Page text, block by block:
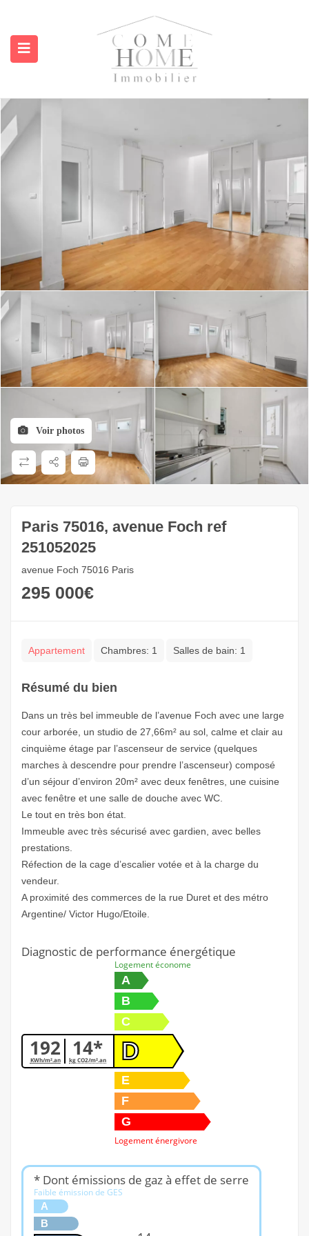
(A propos)
Voir photos
Paris 75016, avenue Foch ref
251052025
avenue Foch 75016 Paris
295 000€
Appartement Chambres: 1 Salles de bain: 1
Résumé du bien
Dans un très bel immeuble de l’avenue Foch avec une large
cour arborée, un studio de 27,66m² au sol, calme et clair au
cinquième étage par l’ascenseur de service (quelques
marches à descendre pour prendre l’ascenseur) composé
d’un séjour d’environ 20m² avec deux fenêtres, une cuisine
avec fenêtre et une salle de douche avec WC.
Le tout en très bon état.
Immeuble avec très sécurisé avec gardien, avec belles
prestations.
Réfection de la cage d’escalier votée et à la charge du
vendeur.
A proximité des commerces de la rue Duret et des métro
Argentine/ Victor Hugo/Etoile.
Diagnostic de performance énergétique
192
KWh/m².an 14*
kg CO2/m².an
Logement économe
A
B
C
D
E
F
G
Logement énergivore
* Dont émissions de gaz à effet de serre
Faible émission de GES
A
B